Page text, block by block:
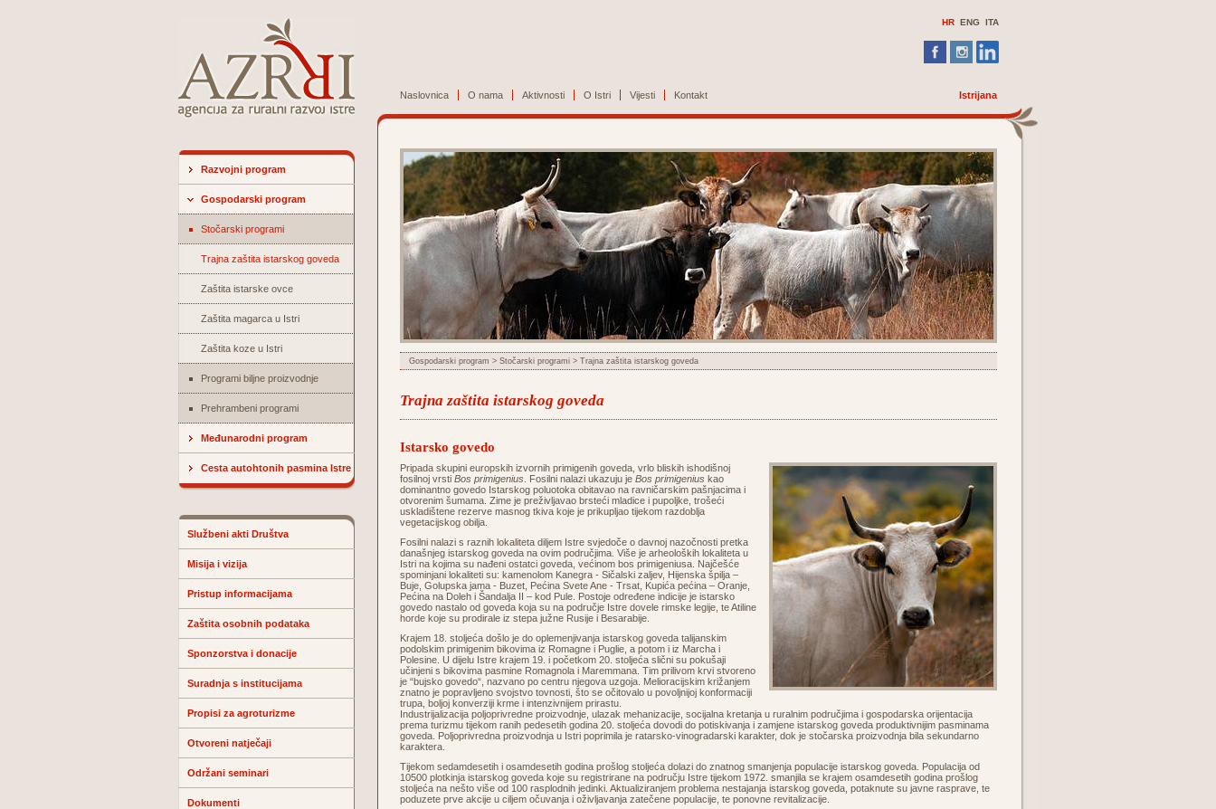
HR ENG ITA
Naslovnica O nama Aktivnosti O Istri Vijesti Kontakt Istrijana
Razvojni program
Gospodarski program
Stočarski programi
Trajna zaštita istarskog goveda
Zaštita istarske ovce
Zaštita magarca u Istri
Zaštita koze u Istri
Programi biljne proizvodnje
Prehrambeni programi
Međunarodni program
Cesta autohtonih pasmina Istre
Službeni akti Društva
Misija i vizija
Pristup informacijama
Zaštita osobnih podataka
Sponzorstva i donacije
Suradnja s institucijama
Propisi za agroturizme
Otvoreni natječaji
Održani seminari
Dokumenti
Gospodarski program > Stočarski programi > Trajna zaštita istarskog goveda
Trajna zaštita istarskog goveda
Istarsko govedo
Pripada skupini europskih izvornih primigenih goveda, vrlo bliskih ishodišnoj
fosilnoj vrsti Bos primigenius . Fosilni nalazi ukazuju je Bos primigenius kao
dominantno govedo Istarskog poluotoka obitavao na ravničarskim pašnjacima i
otvorenim šumama. Zime je preživljavao brsteći mladice i pupoljke, trošeći
uskladištene rezerve masnog tkiva koje je prikupljao tijekom razdoblja
vegetacijskog obilja.
Fosilni nalazi s raznih lokaliteta diljem Istre svjedoče o davnoj nazočnosti pretka
današnjeg istarskog goveda na ovim područjima. Više je arheoloških lokaliteta u
Istri na kojima su nađeni ostatci goveda, većinom bos primigeniusa. Najčešće
spominjani lokaliteti su: kamenolom Kanegra - Sičalski zaljev, Hijenska špilja –
Buje, Golupska jama - Buzet, Pećina Svete Ane - Trsat, Kupića pećina – Oranje,
Pećina na Doleh i Šandalja II – kod Pule. Postoje određene indicije je istarsko
govedo nastalo od goveda koja su na područje Istre dovele rimske legije, te Atiline
horde koje su prodirale iz stepa južne Rusije i Besarabije.
Krajem 18. stoljeća došlo je do oplemenjivanja istarskog goveda talijanskim
podolskim primigenim bikovima iz Romagne i Puglie, a potom i iz Marcha i
Polesine. U dijelu Istre krajem 19. i početkom 20. stoljeća slični su pokušaji
učinjeni s bikovima pasmine Romagnola i Maremmana. Tim prilivom krvi stvoreno
je “bujsko govedo“, nazvano po centru njegova uzgoja. Melioracijskim križanjem
znatno je popravljeno svojstvo tovnosti, što se očitovalo u povoljnijoj konformaciji
trupa, boljoj konverziji krme i intenzivnijem prirastu.
Industrijalizacija poljoprivredne proizvodnje, ulazak mehanizacije, socijalna kretanja u ruralnim područjima i gospodarska orijentacija
prema turizmu tijekom ranih pedesetih godina 20. stoljeća dovodi do potiskivanja i zamjene istarskog goveda produktivnijim pasminama
goveda. Poljoprivredna proizvodnja u Istri poprimila je ratarsko-vinogradarski karakter, dok je stočarska proizvodnja bila sekundarno
karaktera.
Tijekom sedamdesetih i osamdesetih godina prošlog stoljeća dolazi do znatnog smanjenja populacije istarskog goveda. Populacija od
10500 plotkinja istarskog goveda koje su registrirane na području Istre tijekom 1972. smanjila se krajem osamdesetih godina prošlog
stoljeća na nešto više od 100 rasplodnih jedinki. Aktualiziranjem problema nestajanja istarskog goveda, potaknute su javne rasprave, te
poduzete prve akcije u ciljem očuvanja i oživljavanja zatečene populacije, te ponovne revitalizacije.